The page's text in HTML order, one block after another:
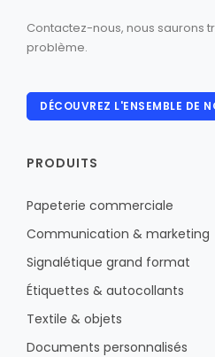
Contactez-nous, nous saurons
problème.
DÉCOUVREZ L'ENSEMBLE DE
PRODUITS
Papeterie commerciale
Communication & marketing
Signalétique grand format
Étiquettes & autocollants
Textile & objets
Documents personnalisés